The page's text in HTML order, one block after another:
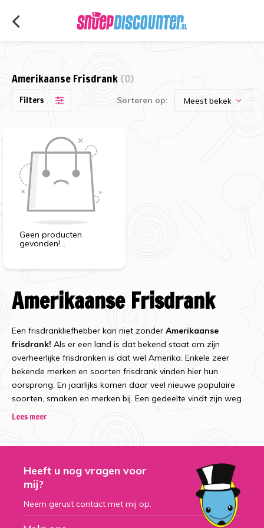
Amerikaanse Frisdrank(0)
Filters Sorteren op:
Geen producten
gevonden!...
Amerikaanse Frisdrank
Een frisdrankliefhebber kan niet zonder Amerikaanse
frisdrank! Als er een land is dat bekend staat om zijn
overheerlijke frisdranken is dat wel Amerika. Enkele zeer
bekende merken en soorten frisdrank vinden hier hun
oorsprong. En jaarlijks komen daar veel nieuwe populaire
soorten, smaken en merken bij. Een gedeelte vindt zijn weg
keurig naar de Nederlandse supermarkten. Maar juist de
Frisdrank uit de USA in
Nederland
Lees meer
Heeft u nog vragen voor
mij?
Neem gerust contact met mij op.